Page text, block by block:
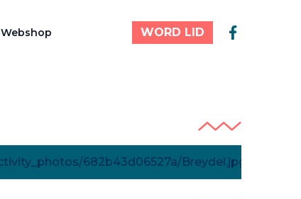
Webshop WORD LID